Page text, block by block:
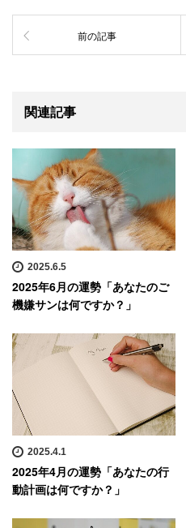
前の記事
関連記事
2025.6.5
2025年6月の運勢「あなたのご
機嫌サンは何ですか？」
2025.4.1
2025年4月の運勢「あなたの行
動計画は何ですか？」